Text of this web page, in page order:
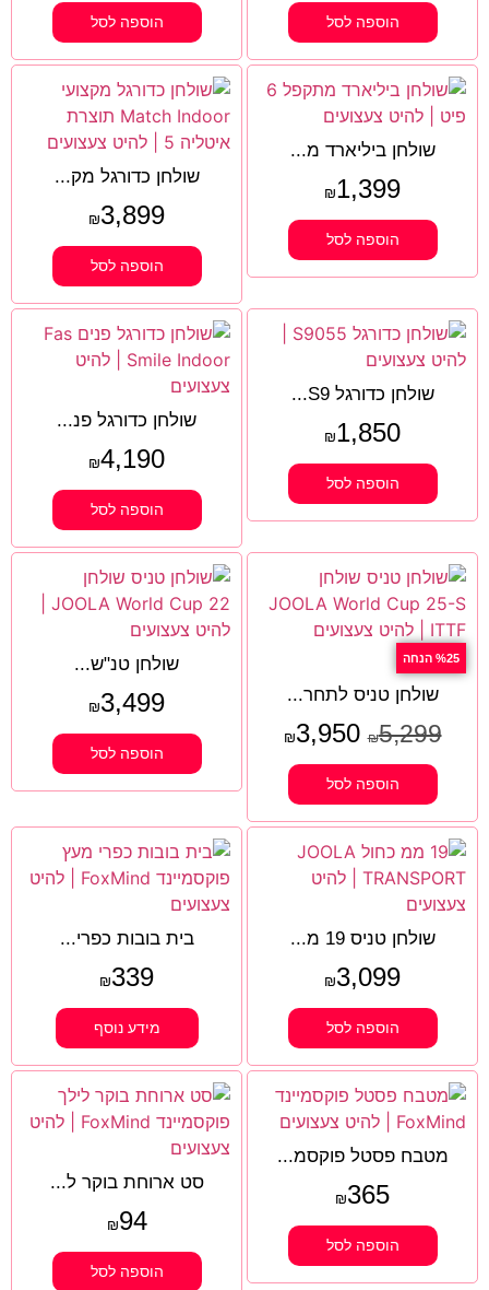
הוספה לסל הוספה לסל
שולחן ביליארד מ...
₪1,399
הוספה לסל
שולחן כדורגל מק...
₪3,899
הוספה לסל
שולחן כדורגל S9...
₪1,850
הוספה לסל
שולחן כדורגל פנ...
₪4,190
הוספה לסל
%25 הנחה
שולחן טניס לתחר...
₪5,299
₪3,950
הוספה לסל
שולחן טנ"ש...
₪3,499
הוספה לסל
שולחן טניס 19 מ...
₪3,099
הוספה לסל
בית בובות כפרי...
₪339
מידע נוסף
מטבח פסטל פוקסמ...
₪365
הוספה לסל
סט ארוחת בוקר ל...
₪94
הוספה לסל